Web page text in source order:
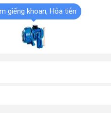
giếng khoan, Hỏa tiễn